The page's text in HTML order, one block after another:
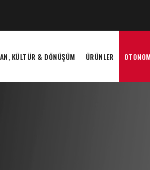
KÜLTÜR & DÖNÜŞÜM ÜRÜNLER